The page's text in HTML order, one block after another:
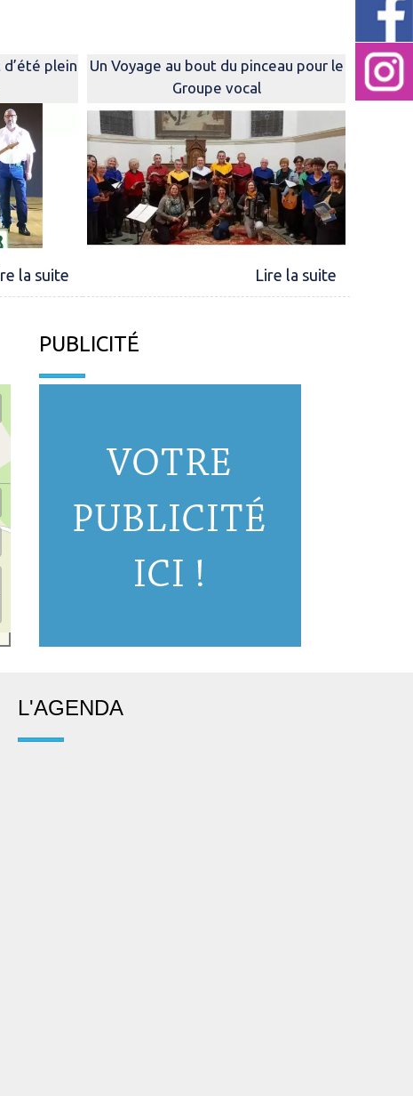
plein
Un Voyage au bout du pinceau pour le
Groupe vocal
PUBLICITÉ
L'AGENDA